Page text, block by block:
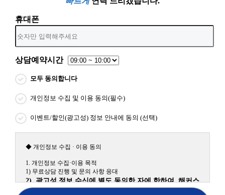
휴대폰
상담예약시간
모두 동의합니다
개인정보 수집 및 이용 동의(필수)
이벤트/할인(광고성) 정보 안내에 동의 (선택)
◆ 개인정보 수집 · 이용 동의
1. 개인정보 수집·이용 목적
1) 무료상담 진행 및 문의 사항 응대
2) 광고성 정보 수신에 별도 동의한 자에 한하여 해커스
원격평생교육원을 비롯한 해커스 교육그룹의 새로운 서